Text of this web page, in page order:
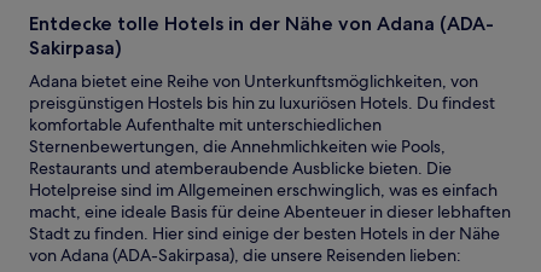
gelten.
Entdecke tolle Hotels in der Nähe von Adana (ADA-
Sakirpasa)
Adana bietet eine Reihe von Unterkunftsmöglichkeiten, von
preisgünstigen Hostels bis hin zu luxuriösen Hotels. Du findest
komfortable Aufenthalte mit unterschiedlichen
Sternenbewertungen, die Annehmlichkeiten wie Pools,
Restaurants und atemberaubende Ausblicke bieten. Die
Hotelpreise sind im Allgemeinen erschwinglich, was es einfach
macht, eine ideale Basis für deine Abenteuer in dieser lebhaften
Stadt zu finden. Hier sind einige der besten Hotels in der Nähe
von Adana (ADA-Sakirpasa), die unsere Reisenden lieben: